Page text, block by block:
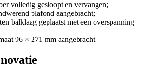
volledig gesloopt en vervangen;
plafond aangebracht;
balklaag geplaatst met een overspanning
96 × 271 mm aangebracht.